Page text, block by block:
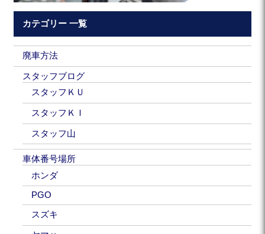
カテゴリー 一覧
廃車方法
スタッフブログ
スタッフＫＵ
スタッフＫＩ
スタッフ山
車体番号場所
ホンダ
PGO
スズキ